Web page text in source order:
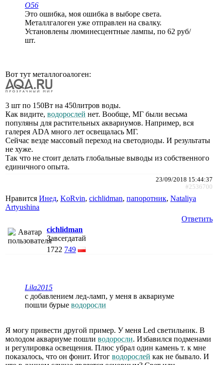
O56
Это ошибка, моя ошибка в выборе света.
Металлгалоген уже отправлен на свалку.
Установлены люминесцентные лампы, по 62 руб/
шт.
Вот тут металлогоалоген:
3 шт по 150Вт на 450литров воды.
Как видите, водорослей нет. Вообще, МГ были весьма
популяны для растительных аквариумов. Например, вся
галерея ADA много лет освещалась МГ.
Сейчас везде массовый переход на светодиоды. И результаты
не хуже.
Так что не стоит делать глобальные выводы из собственного
единичного опыта.
23/09/2018 15:44:37
#2536700
Нравится Инед, KoRvin, cichlidman, папоротник, Nataliya
Artyushina
Ответить
cichlidman
Завсегдатай
1722 749
Lila2015
с добавлением лед-ламп, у меня в аквариуме
пошли бурые водоросли
Я могу привести другой пример. У меня Led светильник. В
молодом аквариуме пошли водоросли. Избавился подменами
и регулировка освещения. Плюс убрал один камень т. к мне
показалось, что он фонит. Итог водорослей как не бывало. И